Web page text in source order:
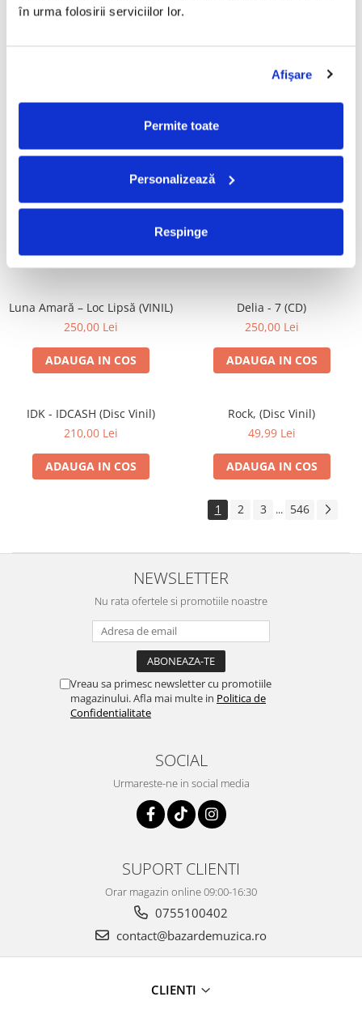
în urma folosirii serviciilor lor.
Afişare
Permite toate
Personalizează
Respinge
ADAUGA IN COS
189,00 Lei
50,00 Lei
Cargo- Spiritus Sanctus (Editie
Aniversara) (Disc Vinil)
ADAUGA IN COS
Partizan - Am Cu Ce (Disc
Vinil)
ADAUGA IN COS
Luna Amară – Loc Lipsă (VINIL)
250,00 Lei
ADAUGA IN COS
Delia - 7 (CD)
250,00 Lei
ADAUGA IN COS
IDK - IDCASH (Disc Vinil)
210,00 Lei
ADAUGA IN COS
Rock, (Disc Vinil)
49,99 Lei
ADAUGA IN COS
1 2 3 ... 546
NEWSLETTER
Nu rata ofertele si promotiile noastre
Vreau sa primesc newsletter cu promotiile
magazinului. Afla mai multe in Politica de
Confidentialitate
SOCIAL
Urmareste-ne in social media
SUPORT CLIENTI
Orar magazin online 09:00-16:30
0755100402
contact@bazardemuzica.ro
CLIENTI